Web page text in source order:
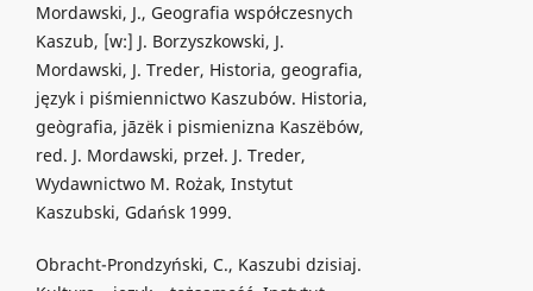
Mordawski, J., Geografia współczesnych
Kaszub, [w:] J. Borzyszkowski, J.
Mordawski, J. Treder, Historia, geografia,
język i piśmiennictwo Kaszubów. Historia,
geògrafia, jāzëk i pismienizna Kaszëbów,
red. J. Mordawski, przeł. J. Treder,
Wydawnictwo M. Rożak, Instytut
Kaszubski, Gdańsk 1999.
Obracht-Prondzyński, C., Kaszubi dzisiaj.